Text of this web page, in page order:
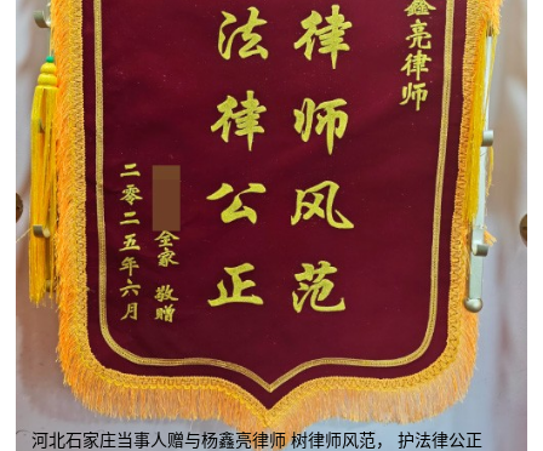
河北石家庄当事人赠与杨鑫亮律师 树律师风范， 护法律公正